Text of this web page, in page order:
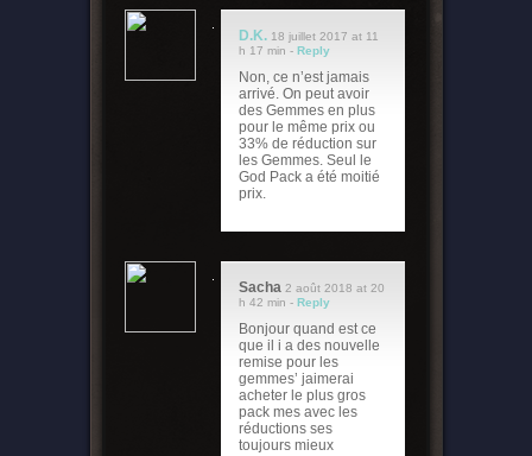
D.K. 18 juillet 2017 at 11
h 17 min - Reply
Non, ce n’est jamais
arrivé. On peut avoir
des Gemmes en plus
pour le même prix ou
33% de réduction sur
les Gemmes. Seul le
God Pack a été moitié
prix.
Sacha 2 août 2018 at 20
h 42 min - Reply
Bonjour quand est ce
que il i a des nouvelle
remise pour les
gemmes’ jaimerai
acheter le plus gros
pack mes avec les
réductions ses
toujours mieux